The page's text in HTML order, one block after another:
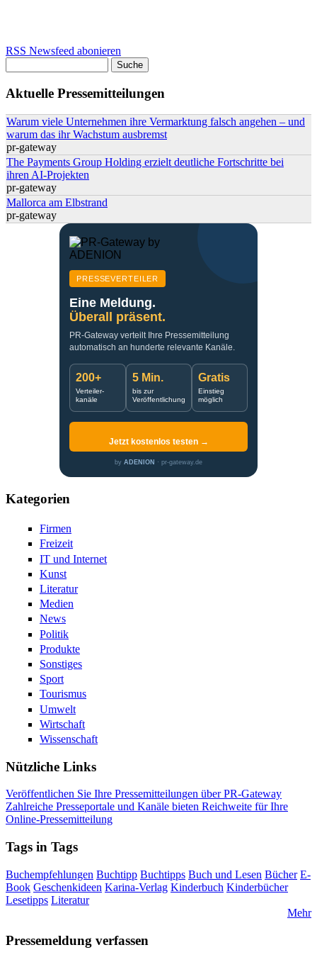
RSS Newsfeed abonieren
Aktuelle Pressemitteilungen
Warum viele Unternehmen ihre Vermarktung falsch angehen – und
warum das ihr Wachstum ausbremst
pr-gateway
The Payments Group Holding erzielt deutliche Fortschritte bei
ihren AI-Projekten
pr-gateway
Mallorca am Elbstrand
pr-gateway
PRESSEVERTEILER
Eine Meldung.
Überall präsent.
PR-Gateway verteilt Ihre Pressemitteilung
automatisch an hunderte relevante Kanäle.
200+
Verteiler-
kanäle
5 Min.
bis zur
Veröffentlichung
Gratis
Einstieg
möglich
Jetzt kostenlos testen →
by ADENION · pr-gateway.de
Kategorien
Firmen
Freizeit
IT und Internet
Kunst
Literatur
Medien
News
Politik
Produkte
Sonstiges
Sport
Tourismus
Umwelt
Wirtschaft
Wissenschaft
Nützliche Links
Veröffentlichen Sie Ihre Pressemitteilungen über PR-Gateway
Zahlreiche Presseportale und Kanäle bieten Reichweite für Ihre
Online-Pressemitteilung
Tags in Tags
Buchempfehlungen Buchtipp Buchtipps Buch und Lesen Bücher E-
Book Geschenkideen Karina-Verlag Kinderbuch Kinderbücher
Lesetipps Literatur
Mehr
Pressemeldung verfassen